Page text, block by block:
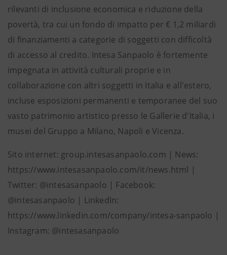
rilevanti di inclusione economica e riduzione della
povertà, tra cui un fondo di impatto per € 1,2 miliardi
di finanziamenti a categorie di soggetti con difficoltà
di accesso al credito. Intesa Sanpaolo è fortemente
impegnata in attività culturali proprie e in
collaborazione con altri soggetti in Italia e all'estero,
incluse esposizioni permanenti e temporanee del suo
vasto patrimonio artistico presso le Gallerie d'Italia, i
musei del Gruppo a Milano, Napoli e Vicenza.
Sito internet: group.intesasanpaolo.com | News:
https://www.intesasanpaolo.com/it/news.html |
Twitter: @intesasanpaolo | Facebook:
@intesasanpaolo | LinkedIn:
https://www.linkedin.com/company/intesa-sanpaolo |
Instagram: @intesasanpaolo